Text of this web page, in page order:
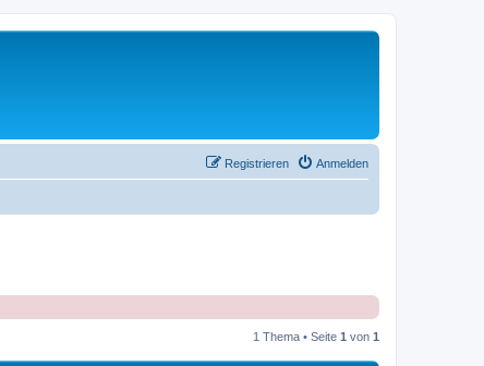
Anmelden
Registrieren
1 Thema • Seite 1 von 1